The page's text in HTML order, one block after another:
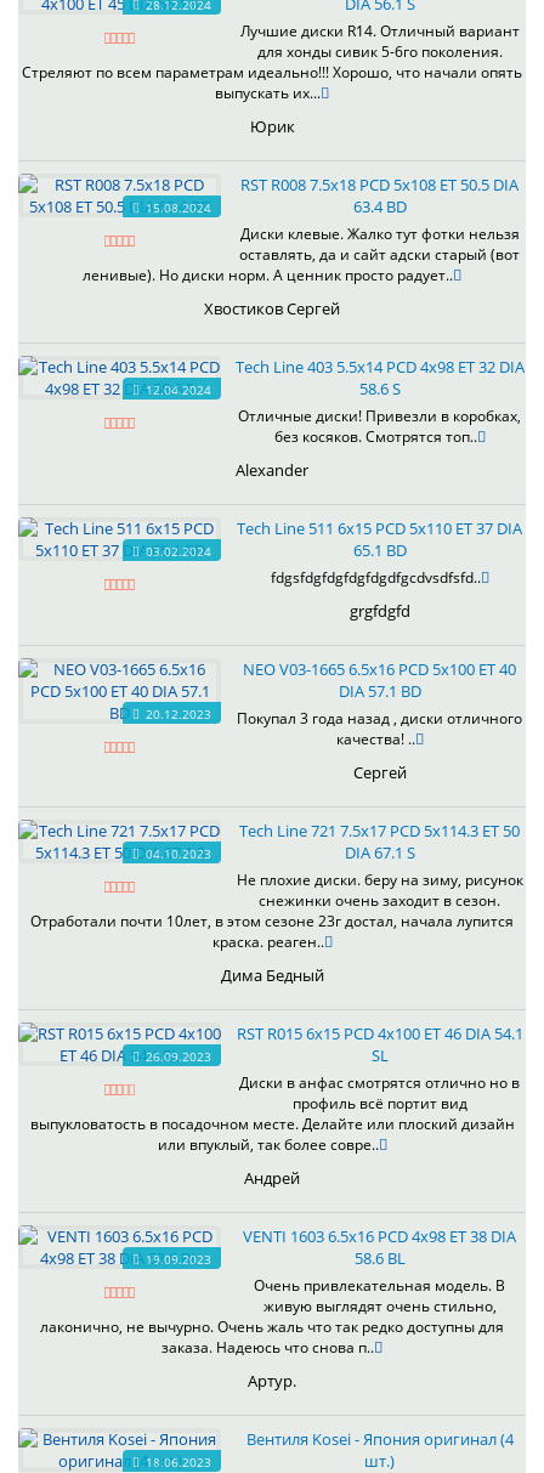
28.12.2024
Лучшие диски R14. Отличный вариант
для хонды сивик 5-6го поколения.
Стреляют по всем параметрам идеально!!! Хорошо, что начали опять
выпускать их...
Юрик
15.08.2024
RST R008 7.5x18 PCD 5x108 ET 50.5 DIA
63.4 BD
Диски клевые. Жалко тут фотки нельзя
оставлять, да и сайт адски старый (вот
ленивые). Но диски норм. А ценник просто радует..
Хвостиков Сергей
12.04.2024
Tech Line 403 5.5x14 PCD 4x98 ET 32 DIA
58.6 S
Отличные диски! Привезли в коробках,
без косяков. Смотрятся топ..
Alexander
03.02.2024
Tech Line 511 6x15 PCD 5x110 ET 37 DIA
65.1 BD
fdgsfdgfdgfdgfdgdfgcdvsdfsfd..
grgfdgfd
20.12.2023
NEO V03-1665 6.5x16 PCD 5x100 ET 40
DIA 57.1 BD
Покупал 3 года назад , диски отличного
качества! ..
Сергей
04.10.2023
Tech Line 721 7.5x17 PCD 5x114.3 ET 50
DIA 67.1 S
Не плохие диски. беру на зиму, рисунок
снежинки очень заходит в сезон.
Отработали почти 10лет, в этом сезоне 23г достал, начала лупится
краска. реаген..
Дима Бедный
26.09.2023
RST R015 6x15 PCD 4x100 ET 46 DIA 54.1
SL
Диски в анфас смотрятся отлично но в
профиль всё портит вид
выпукловатость в посадочном месте. Делайте или плоский дизайн
или впуклый, так более совре..
Андрей
19.09.2023
VENTI 1603 6.5x16 PCD 4x98 ET 38 DIA
58.6 BL
Очень привлекательная модель. В
живую выглядят очень стильно,
лаконично, не вычурно. Очень жаль что так редко доступны для
заказа. Надеюсь что снова п..
Артур.
18.06.2023
Вентиля Kosei - Япония оригинал (4
шт.)